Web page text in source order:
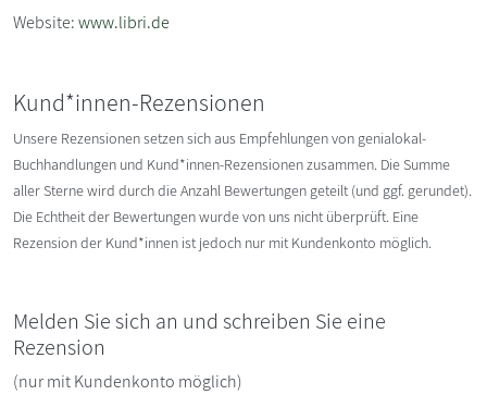
Website:www.libri.de
Kund*innen-Rezensionen
Unsere Rezensionen setzen sich aus Empfehlungen von genialokal-
Buchhandlungen und Kund*innen-Rezensionen zusammen. Die Summe
aller Sterne wird durch die Anzahl Bewertungen geteilt (und ggf. gerundet).
Die Echtheit der Bewertungen wurde von uns nicht überprüft. Eine
Rezension der Kund*innen ist jedoch nur mit Kundenkonto möglich.
Melden Sie sich an und schreiben Sie eine
Rezension
(nur mit Kundenkonto möglich)